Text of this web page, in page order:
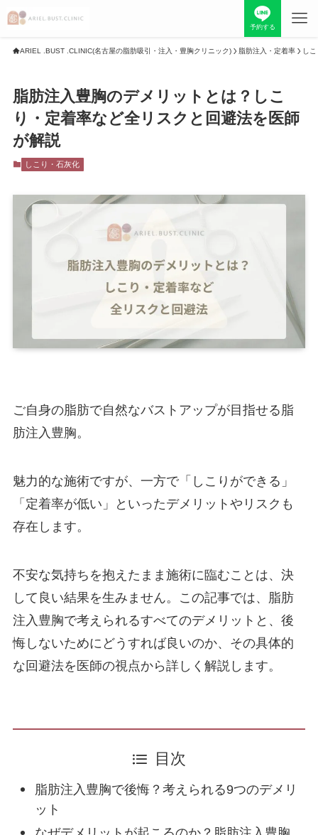
当院について
お知らせ
料金表
お問い合わせ 美容コラム
最新情報
エコーやMRIを併用する利点
豊胸したまま人間ドックを受けても大丈夫？
の破損や周囲の状態を確認する手順
BIA-ALCL（乳房インプラント関連未分化大
施術一覧
顔の脂肪吸引
予約する
ARIEL .BUST .CLINIC(名古屋の脂肪吸引・注入・豊胸クリニック) 脂肪注入・定着率 し
脂肪注入豊胸のデメリットとは？しこ
り・定着率など全リスクと回避法を医師
が解説
しこり・石灰化
ご自身の脂肪で自然なバストアップが目指せる脂
肪注入豊胸。
魅力的な施術ですが、一方で「しこりができる」
「定着率が低い」といったデメリットやリスクも
存在します。
不安な気持ちを抱えたまま施術に臨むことは、決
して良い結果を生みません。この記事では、脂肪
注入豊胸で考えられるすべてのデメリットと、後
悔しないためにどうすれば良いのか、その具体的
な回避法を医師の視点から詳しく解説します。
目次
脂肪注入豊胸で後悔？考えられる9つのデメリ
ット